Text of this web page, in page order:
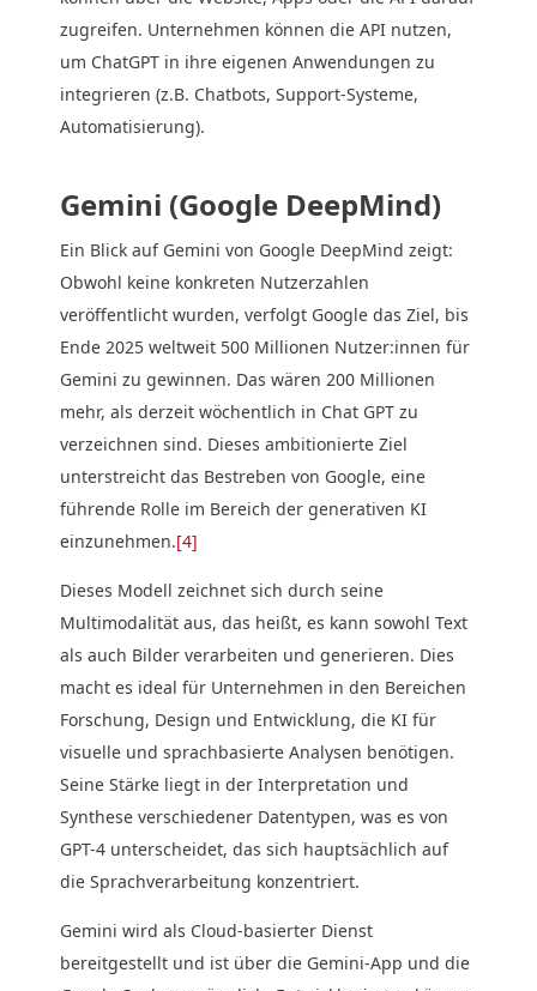
zugreifen. Unternehmen können die API nutzen,
um ChatGPT in ihre eigenen Anwendungen zu
integrieren (z.B. Chatbots, Support-Systeme,
Automatisierung).
Gemini (Google DeepMind)
Ein Blick auf Gemini von Google DeepMind zeigt:
Obwohl keine konkreten Nutzerzahlen
veröffentlicht wurden, verfolgt Google das Ziel, bis
Ende 2025 weltweit 500 Millionen Nutzer:innen für
Gemini zu gewinnen. Das wären 200 Millionen
mehr, als derzeit wöchentlich in Chat GPT zu
verzeichnen sind. Dieses ambitionierte Ziel
unterstreicht das Bestreben von Google, eine
führende Rolle im Bereich der generativen KI
einzunehmen.[4]
Dieses Modell zeichnet sich durch seine
Multimodalität aus, das heißt, es kann sowohl Text
als auch Bilder verarbeiten und generieren. Dies
macht es ideal für Unternehmen in den Bereichen
Forschung, Design und Entwicklung, die KI für
visuelle und sprachbasierte Analysen benötigen.
Seine Stärke liegt in der Interpretation und
Synthese verschiedener Datentypen, was es von
GPT-4 unterscheidet, das sich hauptsächlich auf
die Sprachverarbeitung konzentriert.
Gemini wird als Cloud-basierter Dienst
bereitgestellt und ist über die Gemini-App und die